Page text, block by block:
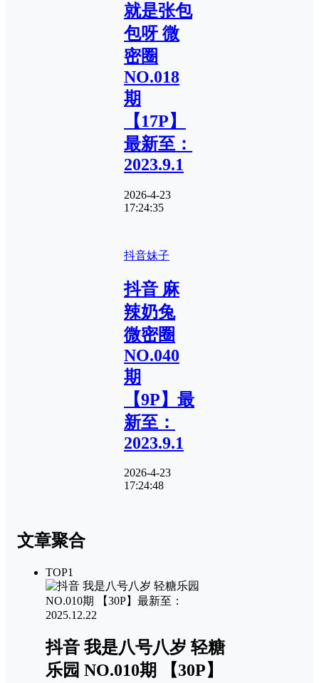
就是张包
包呀 微
密圈
NO.018
期
【17P】
最新至：
2023.9.1
2026-4-23
17:24:35
抖音妹子
抖音 麻
辣奶兔
微密圈
NO.040
期
【9P】最
新至：
2023.9.1
2026-4-23
17:24:48
文章聚合
TOP1
抖音 我是八号八岁 轻糖
乐园 NO.010期 【30P】